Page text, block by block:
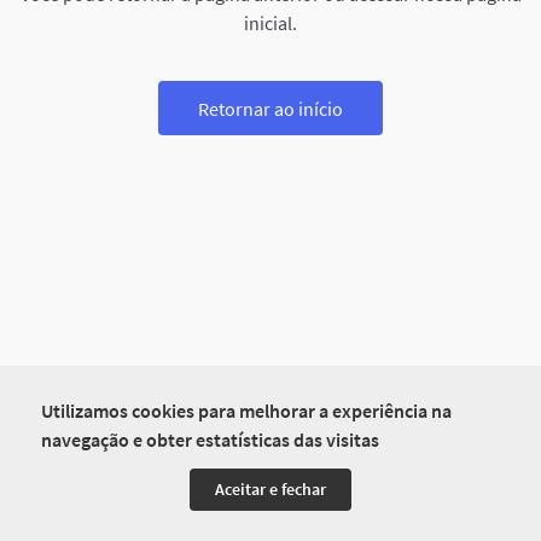
Utilizamos cookies para melhorar a experiência na
navegação e obter estatísticas das visitas
Aceitar e fechar
inicial.
Retornar ao início